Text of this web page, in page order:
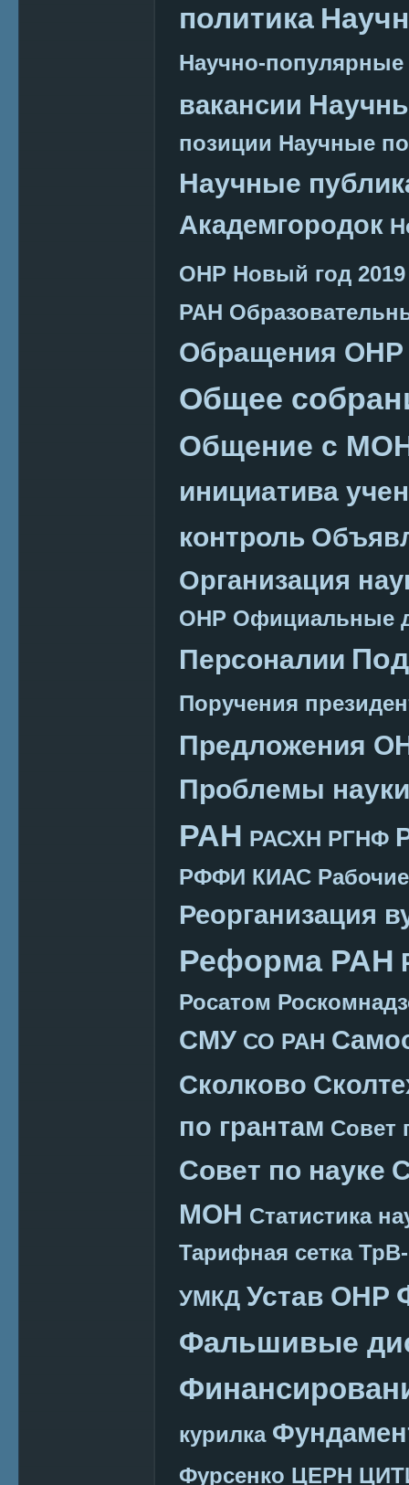
политика
Научно-
вакансии
позиции Научные
Научные
Академгородок
ОНР Новый год 2019
РАН
Обращения ОНР
Общее
Общение с
инициатива
контроль
Организация
ОНР Официальные
Персоналии
Поручения
Предложения
Проблемы науки
РАН РАСХН РГНФ
РФФИ КИАС
Реорганизация
Реформа РАН
Росатом
СМУ СО РАН
Сколково
по грантам Совет
Совет по науке
МОН Статистика
Тарифная сетка
УМКД Устав ОНР
Фальшивые
курилка
Фурсенко ЦЕРН